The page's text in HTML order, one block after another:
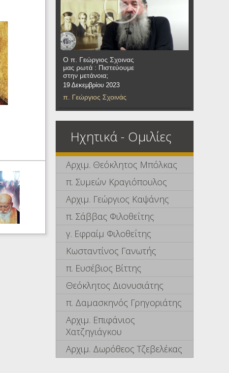
Ο π. Γεώργιος Σχοινας
μας ρωτά : Πιστεύουμε
στην μετάνοια;
19 Δεκεμβρίου 2023
π. Γεώργιος Σχοινάς
Ηχητικά - Ομιλίες
Αρχιμ. Θεόκλητος Μπόλκας
π. Συμεών Κραγιόπουλος
Αρχιμ. Γεώργιος Καψάνης
π. Σάββας Φιλοθεΐτης
γ. Εφραίμ Φιλοθεΐτης
Κωσταντίνος Γανωτής
π. Ευσέβιος Βίττης
Θεόκλητος Διονυσιάτης
π. Δαμασκηνός Γρηγοριάτης
Αρχιμ. Επιφάνιος
Χατζηγιάγκου
Αρχιμ. Δωρόθεος Τζεβελέκας